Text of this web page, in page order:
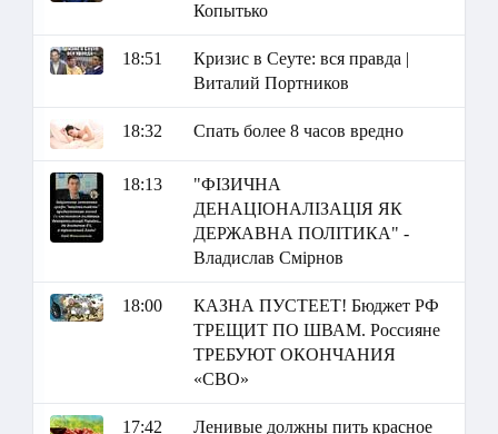
Копытько
18:51
Кризис в Сеуте: вся правда |
Виталий Портников
18:32 Спать более 8 часов вредно
18:13
"ФІЗИЧНА
ДЕНАЦІОНАЛІЗАЦІЯ ЯК
ДЕРЖАВНА ПОЛІТИКА" -
Владислав Смірнов
18:00
КАЗНА ПУСТЕЕТ! Бюджет РФ
ТРЕЩИТ ПО ШВАМ. Россияне
ТРЕБУЮТ ОКОНЧАНИЯ
«СВО»
17:42
Ленивые должны пить красное